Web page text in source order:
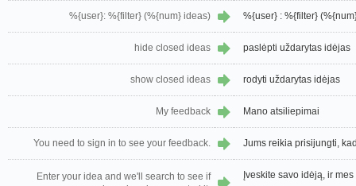
%{user}: %{filter} (%{num} ideas) %{user} : %{filter}
hide closed ideas paslėpti uždarytas idėjas
show closed ideas rodyti uždarytas idėjas
My feedback Mano atsiliepimai
You need to sign in to see your feedback. Jums reikia prisijungti,
Enter your idea and we'll search to see if
Įveskite savo idėją, ir